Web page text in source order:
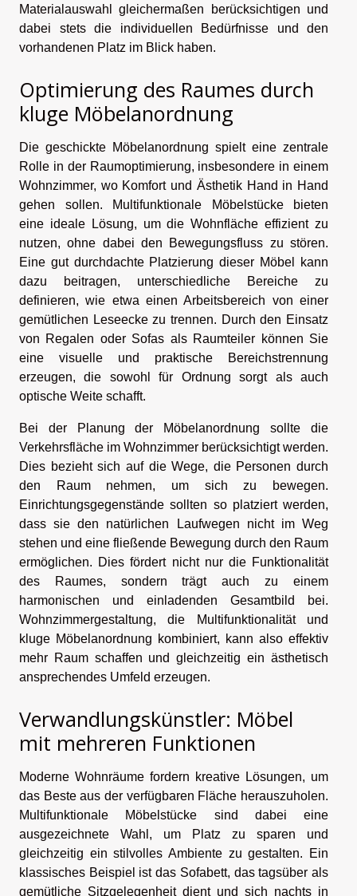
Materialauswahl gleichermaßen berücksichtigen und
dabei stets die individuellen Bedürfnisse und den
vorhandenen Platz im Blick haben.
Optimierung des Raumes durch
kluge Möbelanordnung
Die geschickte Möbelanordnung spielt eine zentrale
Rolle in der Raumoptimierung, insbesondere in einem
Wohnzimmer, wo Komfort und Ästhetik Hand in Hand
gehen sollen. Multifunktionale Möbelstücke bieten
eine ideale Lösung, um die Wohnfläche effizient zu
nutzen, ohne dabei den Bewegungsfluss zu stören.
Eine gut durchdachte Platzierung dieser Möbel kann
dazu beitragen, unterschiedliche Bereiche zu
definieren, wie etwa einen Arbeitsbereich von einer
gemütlichen Leseecke zu trennen. Durch den Einsatz
von Regalen oder Sofas als Raumteiler können Sie
eine visuelle und praktische Bereichstrennung
erzeugen, die sowohl für Ordnung sorgt als auch
optische Weite schafft.
Bei der Planung der Möbelanordnung sollte die
Verkehrsfläche im Wohnzimmer berücksichtigt werden.
Dies bezieht sich auf die Wege, die Personen durch
den Raum nehmen, um sich zu bewegen.
Einrichtungsgegenstände sollten so platziert werden,
dass sie den natürlichen Laufwegen nicht im Weg
stehen und eine fließende Bewegung durch den Raum
ermöglichen. Dies fördert nicht nur die Funktionalität
des Raumes, sondern trägt auch zu einem
harmonischen und einladenden Gesamtbild bei.
Wohnzimmergestaltung, die Multifunktionalität und
kluge Möbelanordnung kombiniert, kann also effektiv
mehr Raum schaffen und gleichzeitig ein ästhetisch
ansprechendes Umfeld erzeugen.
Verwandlungskünstler: Möbel
mit mehreren Funktionen
Moderne Wohnräume fordern kreative Lösungen, um
das Beste aus der verfügbaren Fläche herauszuholen.
Multifunktionale Möbelstücke sind dabei eine
ausgezeichnete Wahl, um Platz zu sparen und
gleichzeitig ein stilvolles Ambiente zu gestalten. Ein
klassisches Beispiel ist das Sofabett, das tagsüber als
gemütliche Sitzgelegenheit dient und sich nachts in